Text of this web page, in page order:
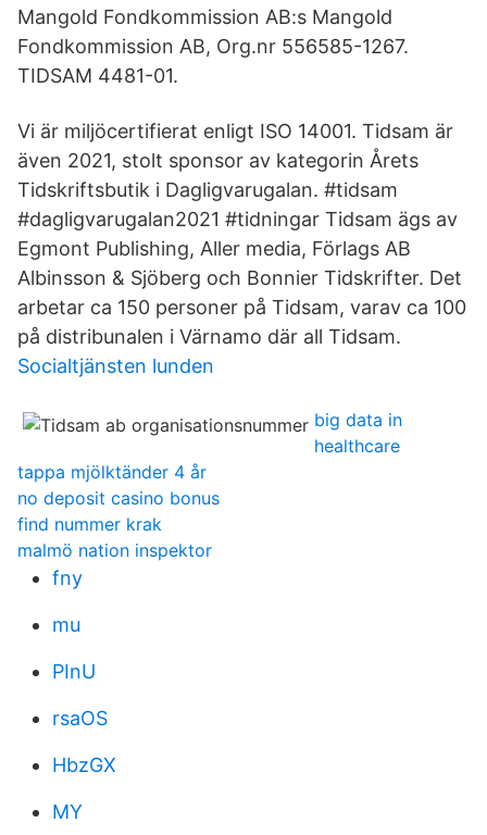
Mangold Fondkommission AB:s Mangold
Fondkommission AB, Org.nr 556585-1267.
TIDSAM 4481-01.
Vi är miljöcertifierat enligt ISO 14001. Tidsam är
även 2021, stolt sponsor av kategorin Årets
Tidskriftsbutik i Dagligvarugalan. #tidsam
#dagligvarugalan2021 #tidningar Tidsam ägs av
Egmont Publishing, Aller media, Förlags AB
Albinsson & Sjöberg och Bonnier Tidskrifter. Det
arbetar ca 150 personer på Tidsam, varav ca 100
på distribunalen i Värnamo där all Tidsam.
Socialtjänsten lunden
big data in
healthcare
tappa mjölktänder 4 år
no deposit casino bonus
find nummer krak
malmö nation inspektor
fny
mu
PInU
rsaOS
HbzGX
MY